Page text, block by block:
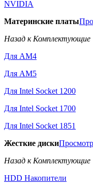
NVIDIA
Материнские платы
Назад к Комплектующие
Для AM4
Для AM5
Для Intel Socket 1200
Для Intel Socket 1700
Для Intel Socket 1851
Жесткие диски
Назад к Комплектующие
HDD Накопители